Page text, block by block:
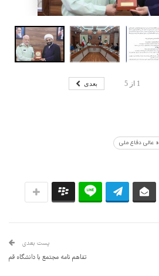
1 از5 بعدی
عالی دفاع ملی
پست بعدی
تفاهم نامه مجتمع با دانشگاه قم